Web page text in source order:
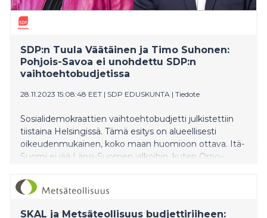
SDP:n Tuula Väätäinen ja Timo Suhonen:
Pohjois-Savoa ei unohdettu SDP:n
vaihtoehtobudjetissa
28.11.2023 15:08:48 EET | SDP EDUSKUNTA | Tiedote
Sosialidemokraattien vaihtoehtobudjetti julkistettiin
tiistaina Helsingissä. Tämä esitys on alueellisesti
oikeudenmukainen, koko maan huomioon ottava. Itä-
Suomi ei jää Länsi-Suomen jalkoihin, kuten Orpo–
Vaihtoehtobudjettimme pitää sisällään itäisen
Suomen elinvoimapaketin.
SKAL ja Metsäteollisuus budjettiriiheen: